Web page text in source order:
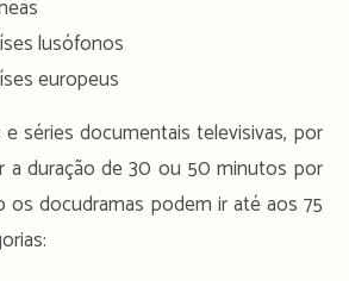
lusófonos
europeus
séries documentais televisivas, por
a duração de 30 ou 50 minutos por
os docudramas podem ir até aos 75